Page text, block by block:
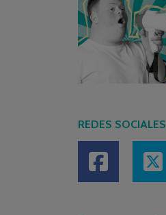
REDES SOCIALES